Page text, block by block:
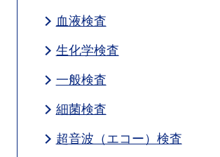
血液検査
生化学検査
一般検査
細菌検査
超音波（エコー）検査